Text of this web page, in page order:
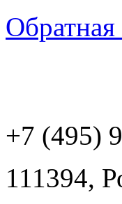
Обратная
+7 (495)
111394,